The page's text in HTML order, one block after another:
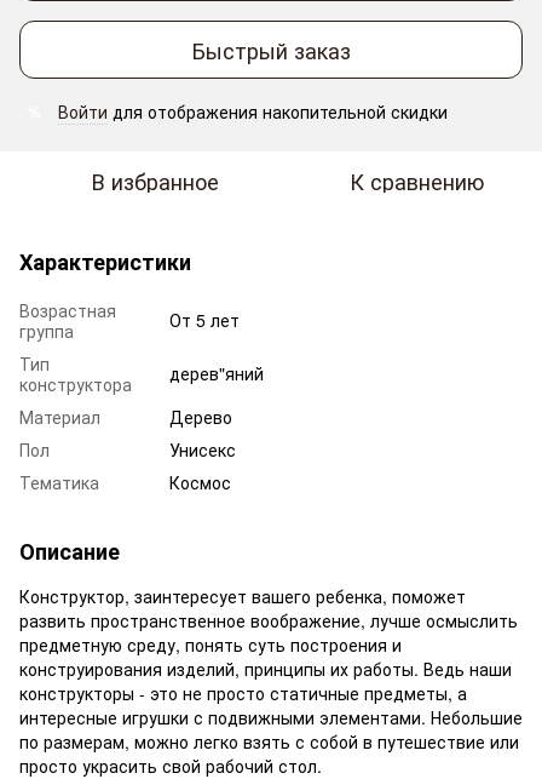
Быстрый заказ
Войти для отображения накопительной скидки
В избранное К сравнению
Характеристики
Возрастная
группа
От 5 лет
Тип
конструктора
дерев"яний
Материал
Дерево
Пол
Унисекс
Тематика
Космос
Описание
Конструктор, заинтересует вашего ребенка, поможет
развить пространственное воображение, лучше осмыслить
предметную среду, понять суть построения и
конструирования изделий, принципы их работы. Ведь наши
конструкторы - это не просто статичные предметы, а
интересные игрушки с подвижными элементами. Небольшие
по размерам, можно легко взять с собой в путешествие или
просто украсить свой рабочий стол.